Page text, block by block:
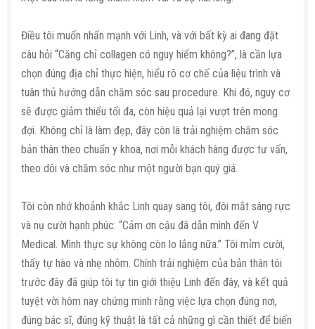
Điều tôi muốn nhấn mạnh với Linh, và với bất kỳ ai đang đặt
câu hỏi “Căng chỉ collagen có nguy hiểm không?”, là cần lựa
chọn đúng địa chỉ thực hiện, hiểu rõ cơ chế của liệu trình và
tuân thủ hướng dẫn chăm sóc sau procedure. Khi đó, nguy cơ
sẽ được giảm thiểu tối đa, còn hiệu quả lại vượt trên mong
đợi. Không chỉ là làm đẹp, đây còn là trải nghiệm chăm sóc
bản thân theo chuẩn y khoa, nơi mỗi khách hàng được tư vấn,
theo dõi và chăm sóc như một người bạn quý giá.
Tôi còn nhớ khoảnh khắc Linh quay sang tôi, đôi mắt sáng rực
và nụ cười hạnh phúc: “Cảm ơn cậu đã dẫn mình đến V
Medical. Mình thực sự không còn lo lắng nữa.” Tôi mỉm cười,
thấy tự hào và nhẹ nhõm. Chính trải nghiệm của bản thân tôi
trước đây đã giúp tôi tự tin giới thiệu Linh đến đây, và kết quả
tuyệt vời hôm nay chứng minh rằng việc lựa chọn đúng nơi,
đúng bác sĩ, đúng kỹ thuật là tất cả những gì cần thiết để biến